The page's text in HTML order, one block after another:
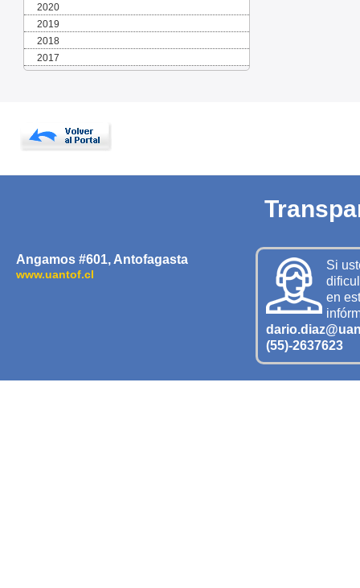
2020
2019
2018
2017
Angamos #601, Antofagasta
www.uantof.cl
Si
en
(55)-2637623